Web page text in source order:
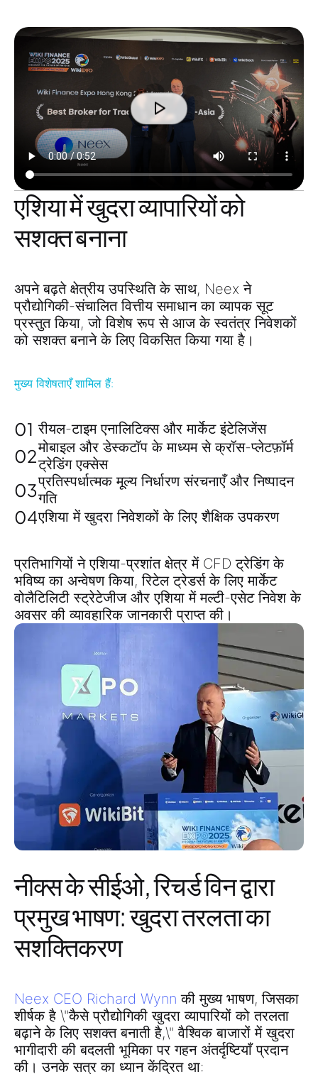
एशिया में खुदरा व्यापारियों को
सशक्त बनाना
अपने बढ़ते क्षेत्रीय उपस्थिति के साथ, Neex ने
प्रौद्योगिकी-संचालित वित्तीय समाधानका व्यापक सूट
प्रस्तुत किया, जो विशेष रूप से आज के स्वतंत्र निवेशकों
को सशक्त बनाने के लिए विकसित किया गया है।
मुख्य विशेषताएँ शामिल हैं:
01 रीयल-टाइम एनालिटिक्स और मार्केट इंटेलिजेंस
02मोबाइल और डेस्कटॉप के माध्यम से क्रॉस-प्लेटफ़ॉर्म
ट्रेडिंग एक्सेस
03प्रतिस्पर्धात्मक मूल्य निर्धारण संरचनाएँ और निष्पादन
गति
04एशिया में खुदरा निवेशकों के लिए शैक्षिक उपकरण
प्रतिभागियों नेएशिया-प्रशांत क्षेत्र में CFD ट्रेडिंग के
भविष्यका अन्वेषण किया,रिटेल ट्रेडर्स के लिए मार्केट
वोलैटिलिटी स्ट्रेटेजीजऔरएशिया में मल्टी-एसेट निवेश के
अवसर की व्यावहारिक जानकारी प्राप्त की।
नीक्स के सीईओ, रिचर्ड विन द्वारा
प्रमुख भाषण: खुदरा तरलता का
सशक्तिकरण
Neex CEO Richard Wynn की मुख्य भाषण, जिसका
शीर्षक है \"कैसे प्रौद्योगिकी खुदरा व्यापारियों को तरलता
बढ़ाने के लिए सशक्त बनाती है,\" वैश्विक बाजारों में खुदरा
भागीदारी की बदलती भूमिका पर गहन अंतर्दृष्टियाँ प्रदान
की। उनके सत्र का ध्यान केंद्रित था: